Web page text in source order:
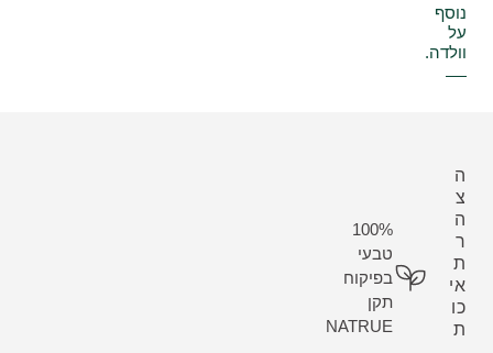
נוסף
על
וולדה.
ה
צ
ה
ר
ת
אי
כו
ת
100%
טבעי
בפיקוח
תקן
NATRUE